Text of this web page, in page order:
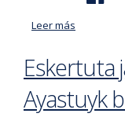
Leer más
Eskertuta
Ayastuyk